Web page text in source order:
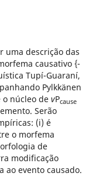
uma descrição das
causativo {-
Tupí-Guaraní,
Pylkkänen
o núcleo de vPcause
Serão
(i) é
o morfema
de
modificação
evento causado.